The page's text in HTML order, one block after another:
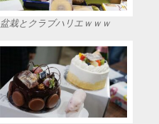
盆栽とクラブハリエｗｗｗ